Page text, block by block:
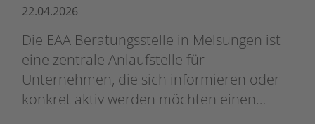
22.04.2026
Die EAA Beratungsstelle in Melsungen ist
eine zentrale Anlaufstelle für
Unternehmen, die sich informieren oder
konkret aktiv werden möchten einen…